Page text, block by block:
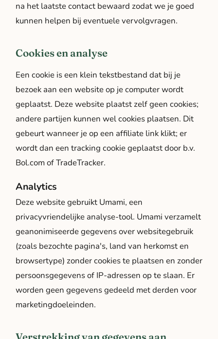
na het laatste contact bewaard zodat we je goed
kunnen helpen bij eventuele vervolgvragen.
Cookies en analyse
Een cookie is een klein tekstbestand dat bij je
bezoek aan een website op je computer wordt
geplaatst. Deze website plaatst zelf geen cookies;
andere partijen kunnen wel cookies plaatsen. Dit
gebeurt wanneer je op een affiliate link klikt; er
wordt dan een tracking cookie geplaatst door b.v.
Bol.com of TradeTracker.
Analytics
Deze website gebruikt Umami, een
privacyvriendelijke analyse-tool. Umami verzamelt
geanonimiseerde gegevens over websitegebruik
(zoals bezochte pagina's, land van herkomst en
browsertype) zonder cookies te plaatsen en zonder
persoonsgegevens of IP-adressen op te slaan. Er
worden geen gegevens gedeeld met derden voor
marketingdoeleinden.